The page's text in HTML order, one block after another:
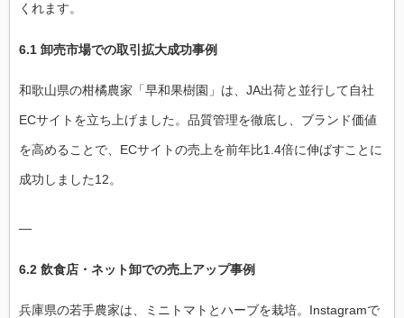
くれます。
6.1 卸売市場での取引拡大成功事例
和歌山県の柑橘農家「早和果樹園」は、JA出荷と並行して自社
ECサイトを立ち上げました。品質管理を徹底し、ブランド価値
を高めることで、ECサイトの売上を前年比1.4倍に伸ばすことに
成功しました12。
—
6.2 飲食店・ネット卸での売上アップ事例
兵庫県の若手農家は、ミニトマトとハーブを栽培。Instagramで